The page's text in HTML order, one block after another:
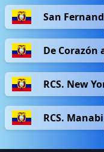
San
De Corazón
RCS. New
RCS. Manabi